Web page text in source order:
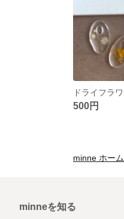
500円
minne ホーム
minneを知る